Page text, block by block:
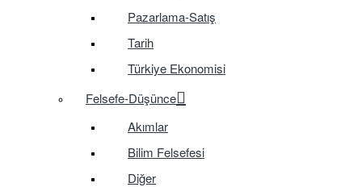
Pazarlama-Satış
Tarih
Türkiye Ekonomisi
Felsefe-Düşünce
Akımlar
Bilim Felsefesi
Diğer